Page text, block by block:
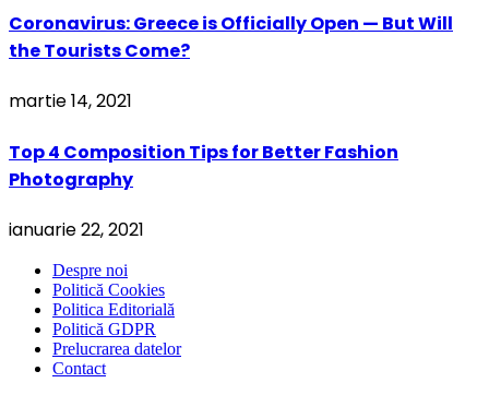
Coronavirus: Greece is Officially Open — But Will
the Tourists Come?
martie 14, 2021
Top 4 Composition Tips for Better Fashion
Photography
ianuarie 22, 2021
Despre noi
Politică Cookies
Politica Editorială
Politică GDPR
Prelucrarea datelor
Contact